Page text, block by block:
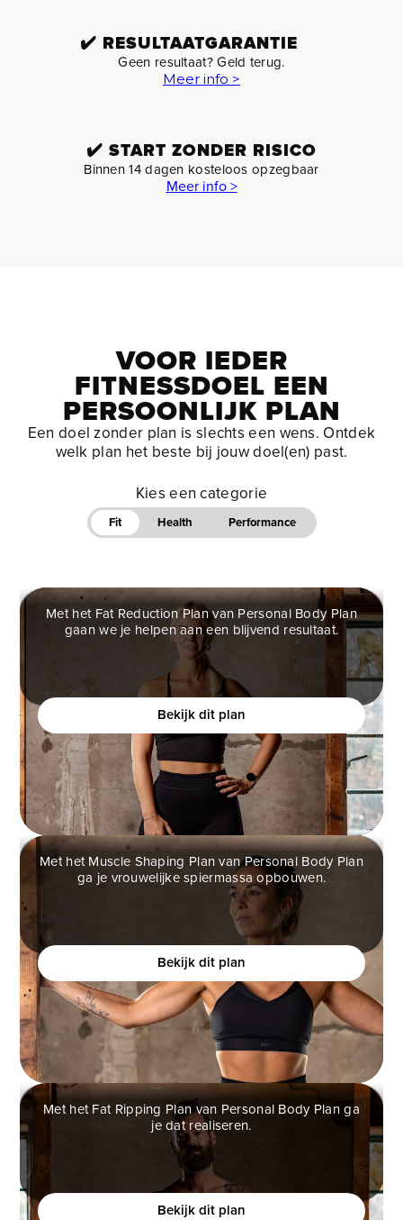
✔️ RESULTAATGARANTIE
Geen resultaat? Geld terug.
Meer info >
✔️ START ZONDER RISICO
Binnen 14 dagen kosteloos opzegbaar
Meer info >
VOOR IEDER
FITNESSDOEL EEN
PERSOONLIJK PLAN
Een doel zonder plan is slechts een wens. Ontdek
welk plan het beste bij jouw doel(en) past.
Kies een categorie
Fit Health Performance
FAT REDUCTION PLAN
Ben jij een vrouw die helemaal klaar is met
(crash)diëten en eindelijk verantwoord af wilt vallen?
Bekijk dit plan
Met het Fat Reduction Plan van Personal Body Plan
gaan we je helpen aan een blijvend resultaat.
MUSCLE SHAPING PLAN
Ben jij een vrouw die meer vrouwelijke vormen wilt,
maar bang is om te gespierd te worden?
Bekijk dit plan
Met het Muscle Shaping Plan van Personal Body Plan
ga je vrouwelijke spiermassa opbouwen.
FAT RIPPING PLAN
Wil je een atletisch fysiek creëren en je zelfverzekerd
voelen?
Bekijk dit plan
Met het Fat Ripping Plan van Personal Body Plan ga
je dat realiseren.